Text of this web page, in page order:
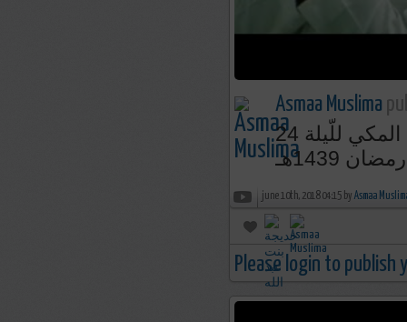
Asmaa Muslima
د.ياسر الدوسري يأسر القلوب بدعاء مؤثر من الحرم المكي للّيلة 24
رمضان 1439هـ
june 10th, 2018 04:15 by Asmaa
Please login to publish